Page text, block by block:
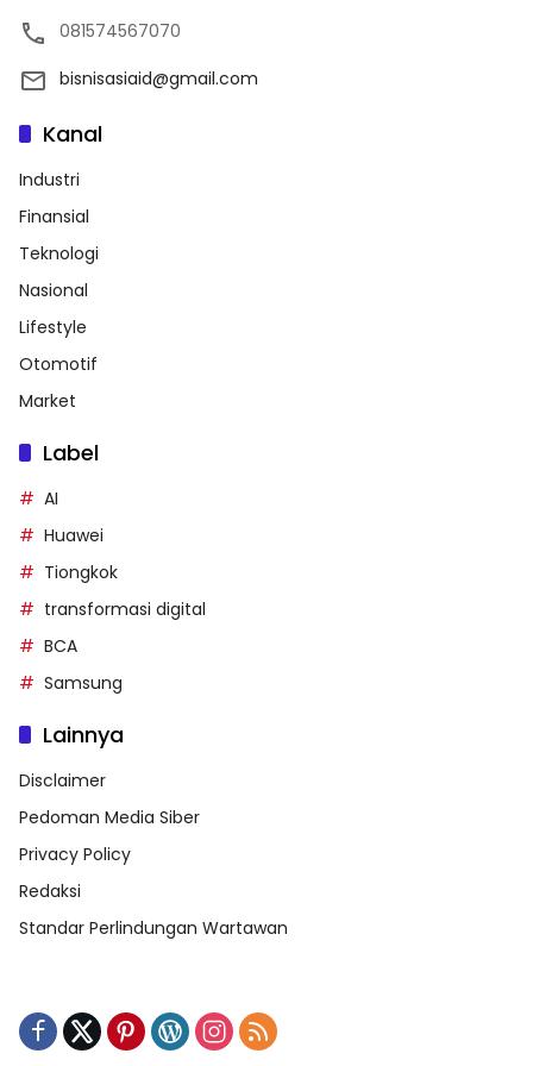
081574567070
bisnisasiaid@gmail.com
Kanal
Industri
Finansial
Teknologi
Nasional
Lifestyle
Otomotif
Market
Label
AI
Huawei
Tiongkok
transformasi digital
BCA
Samsung
Lainnya
Disclaimer
Pedoman Media Siber
Privacy Policy
Redaksi
Standar Perlindungan Wartawan